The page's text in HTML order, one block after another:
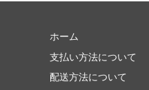
ホーム
支払い方法について
配送方法について